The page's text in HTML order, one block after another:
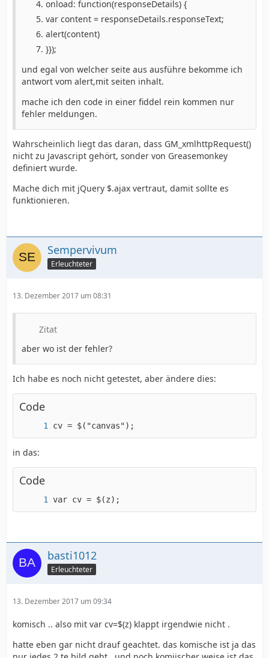
onload: function(responseDetails) {
var content = responseDetails.responseText;
alert(content)
}});
und egal von welcher seite aus ausführe bekomme ich
antwort vom alert,mit seiten inhalt.
mache ich den code in einer fiddel rein kommen nur
fehler meldungen.
Wahrscheinlich liegt das daran, dass GM_xmlhttpRequest()
nicht zu Javascript gehört, sonder von Greasemonkey
definiert wurde.
Mache dich mit jQuery $.ajax vertraut, damit sollte es
funktionieren.
Sempervivum
Erleuchteter
13. Dezember 2017 um 08:31
Zitat
aber wo ist der fehler?
Ich habe es noch nicht getestet, aber ändere dies:
Code
cv = $("canvas");
in das:
Code
var cv = $(z);
basti1012
Erleuchteter
13. Dezember 2017 um 09:34
komisch .. also mit var cv=$(z) klappt irgendwie nicht .
hatte eben gar nicht drauf geachtet. das komische ist ja das